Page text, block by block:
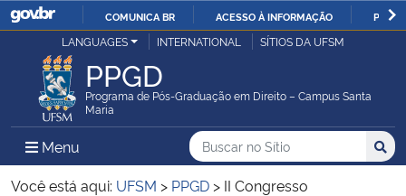
IR
O
COMUNICA BR ACESSO À INFORMAÇÃO
Ministério da Justiça e Segurança Pública
Ministério da Defesa
Ministério das Relações Exteriores
LANGUAGES INTERNATIONAL SÍTIOS DA UFSM
PPGD
Programa de Pós-Graduação em Direito – Campus Santa
Maria
Menu Menu Principal do Sítio
Busca
Buscar no no Sítio
Busca:
Você está aqui: UFSM > PPGD > II Congresso